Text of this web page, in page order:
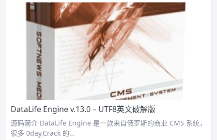
DataLife Engine v.13.0 – UTF8英文破解版
源码简介 DataLife Engine 是一款来自俄罗斯的商业 CMS 系统，
很多 0day,Crack 的…